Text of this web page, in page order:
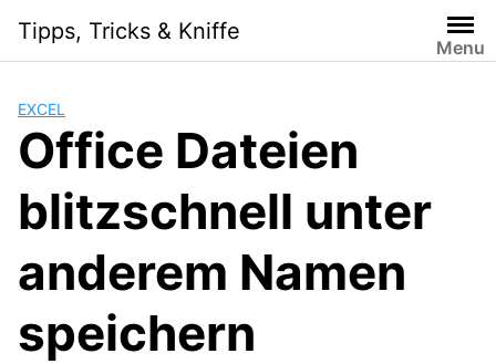
content
Tipps, Tricks & Kniffe
Menu
EXCEL
Office Dateien
blitzschnell unter
anderem Namen
speichern